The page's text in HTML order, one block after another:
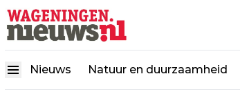
Nieuws Natuur en duurzaamheid